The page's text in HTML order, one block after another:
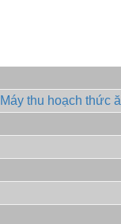
Máy thu hoạch thức